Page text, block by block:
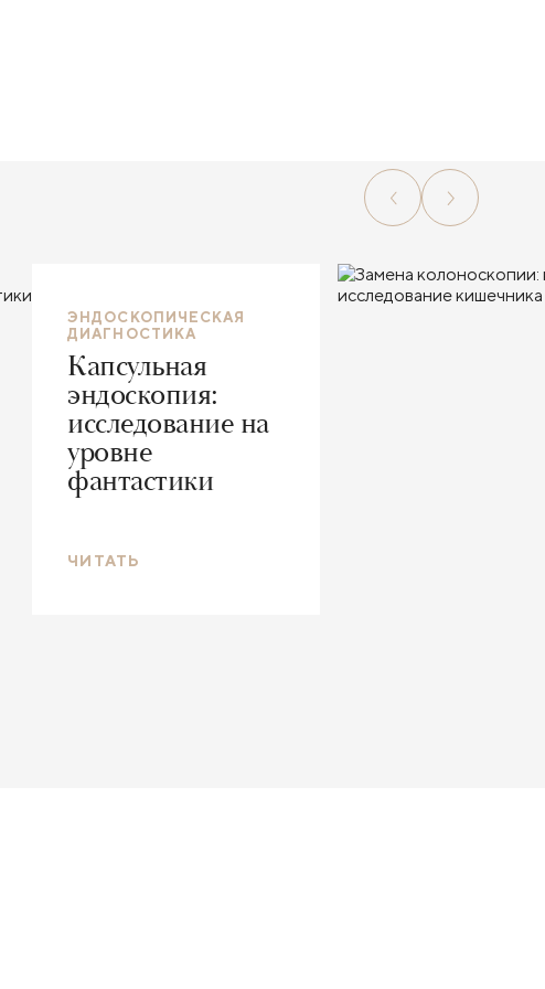
ЭНДОСКОПИЧЕСКАЯ
ДИАГНОСТИКА
Капсульная
эндоскопия:
исследование на
уровне
фантастики
ЧИТАТЬ